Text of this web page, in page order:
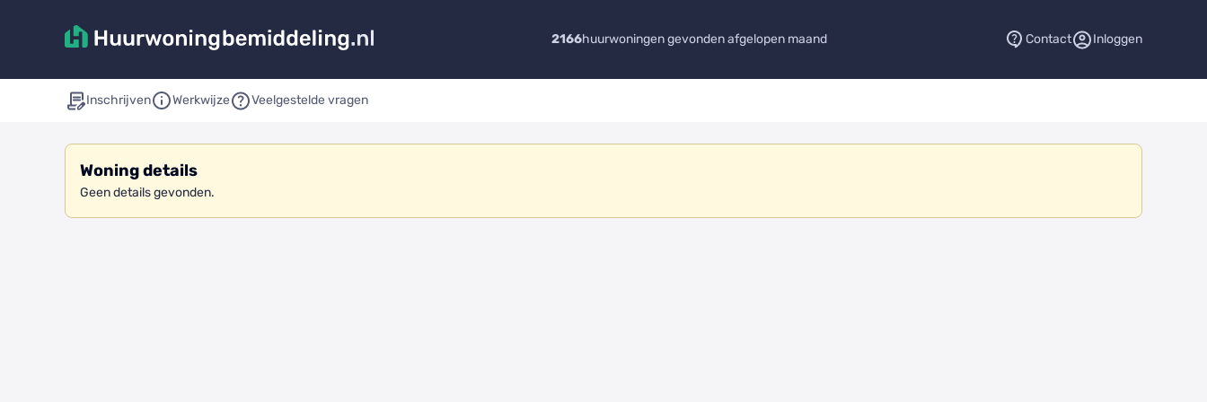
2166huurwoningen gevonden afgelopen maand Contact Inloggen
Inschrijven Werkwijze Veelgestelde vragen
Woning details
Geen details gevonden.